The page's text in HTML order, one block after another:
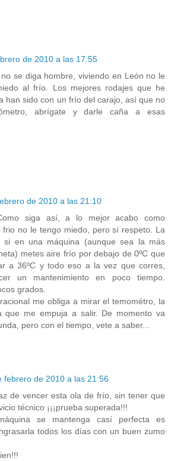
de 2010 a las 17:55
se diga hombre, viviendo en León no le
al frío. Los mejores rodajes que he
han sido con un frío del carajo, así que no
abrígate y darle caña a esas
de 2010 a las 21:10
siga así, a lo mejor acabo como
frio no le tengo miedo, pero sí respeto. La
si en una máquina (aunque sea la más
metes aire frío por debajo de 0ºC que
a 36ºC y todo eso a la vez que corres,
un mantenimiento en poco tiempo.
grados.
me obliga a mirar el temométro, la
que me empuja a salir. De momento va
pero con el tiempo, vete a saber...
febrero de 2010 a las 21:56
de vencer esta ola de frío, sin tener que
técnico ¡¡¡prueba superada!!!
se mantenga casí perfecta es
todos los días con un buen zumo